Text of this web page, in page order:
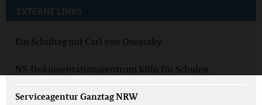
EXTERNE LINKS
Ein Schultag mit Carl von Ossietzky
NS-Dokumentationszentrum Köln für Schulen
Serviceagentur Ganztag NRW